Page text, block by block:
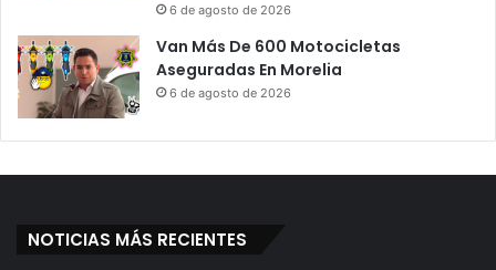
6 de agosto de 2026
Van Más De 600 Motocicletas
Aseguradas En Morelia
6 de agosto de 2026
NOTICIAS MÁS RECIENTES